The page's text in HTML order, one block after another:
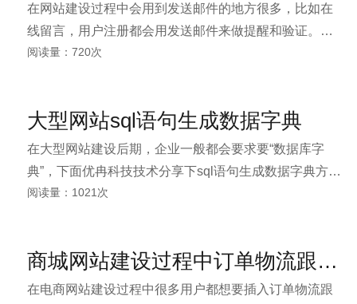
在网站建设过程中会用到发送邮件的地方很多，比如在
线留言，用户注册都会用发送邮件来做提醒和验证。下
面上海网站建设公司优冉科技给大家介绍下，在asp.net
阅读量：720次
大型网站sql语句生成数据字典
在大型网站建设后期，企业一般都会要求要“数据库字
典”，下面优冉科技技术分享下sql语句生成数据字典方法
如下：SELECT 表名=case when a.colorder=1 then
阅读量：1021次
商城网站建设过程中订单物流跟踪如何实现
在电商网站建设过程中很多用户都想要插入订单物流跟